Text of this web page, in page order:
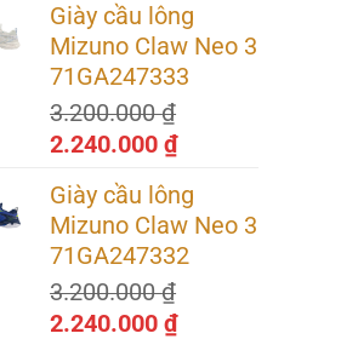
Giày cầu lông
Mizuno Claw Neo 3
71GA247333
3.200.000₫
Giá
là:
3.200.000 ₫.
2.240.000₫Giá
tại
là:
2.240.000 ₫.
Giày cầu lông
Mizuno Claw Neo 3
71GA247332
3.200.000₫
Giá
2.240.000₫Giá